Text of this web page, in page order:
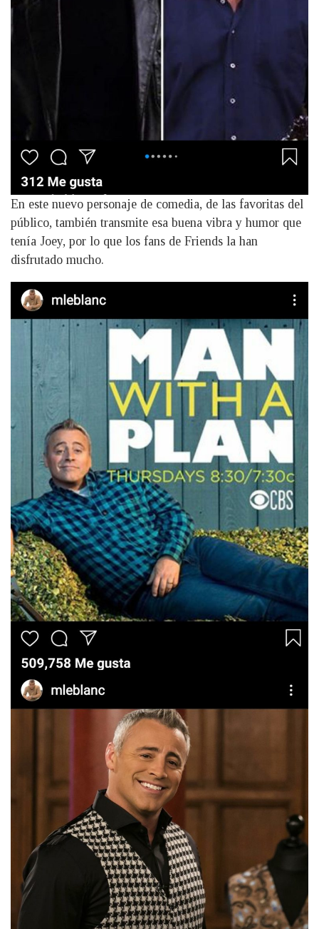
En este nuevo personaje de comedia, de las favoritas del
público, también transmite esa buena vibra y humor que
tenía Joey, por lo que los fans de Friends la han
disfrutado mucho.